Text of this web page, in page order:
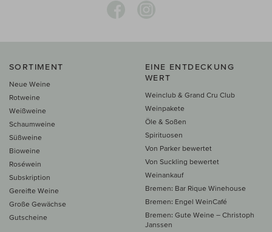
SORTIMENT
Neue Weine
Rotweine
Weißweine
Schaumweine
Süßweine
Bioweine
Roséwein
Subskription
Gereifte Weine
Große Gewächse
Gutscheine
EINE ENTDECKUNG
WERT
Weinclub & Grand Cru Club
Weinpakete
Öle & Soßen
Spirituosen
Von Parker bewertet
Von Suckling bewertet
Weinankauf
Bremen: Bar Rique Winehouse
Bremen: Engel WeinCafé
Bremen: Gute Weine – Christoph
Janssen